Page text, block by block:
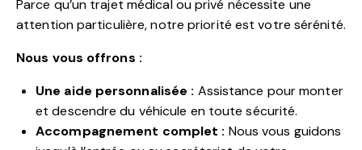
Parce qu’un trajet médical ou privé nécessite une
attention particulière, notre priorité est votre sérénité.
Nous vous offrons :
Une aide personnalisée : Assistance pour monter
et descendre du véhicule en toute sécurité.
Accompagnement complet : Nous vous guidons